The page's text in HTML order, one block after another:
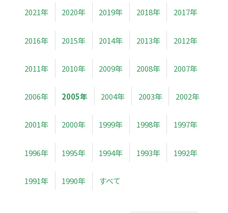
2021年 2020年 2019年 2018年 2017年
2016年 2015年 2014年 2013年 2012年
2011年 2010年 2009年 2008年 2007年
2006年 2005年 2004年 2003年 2002年
2001年 2000年 1999年 1998年 1997年
1996年 1995年 1994年 1993年 1992年
1991年 1990年 すべて